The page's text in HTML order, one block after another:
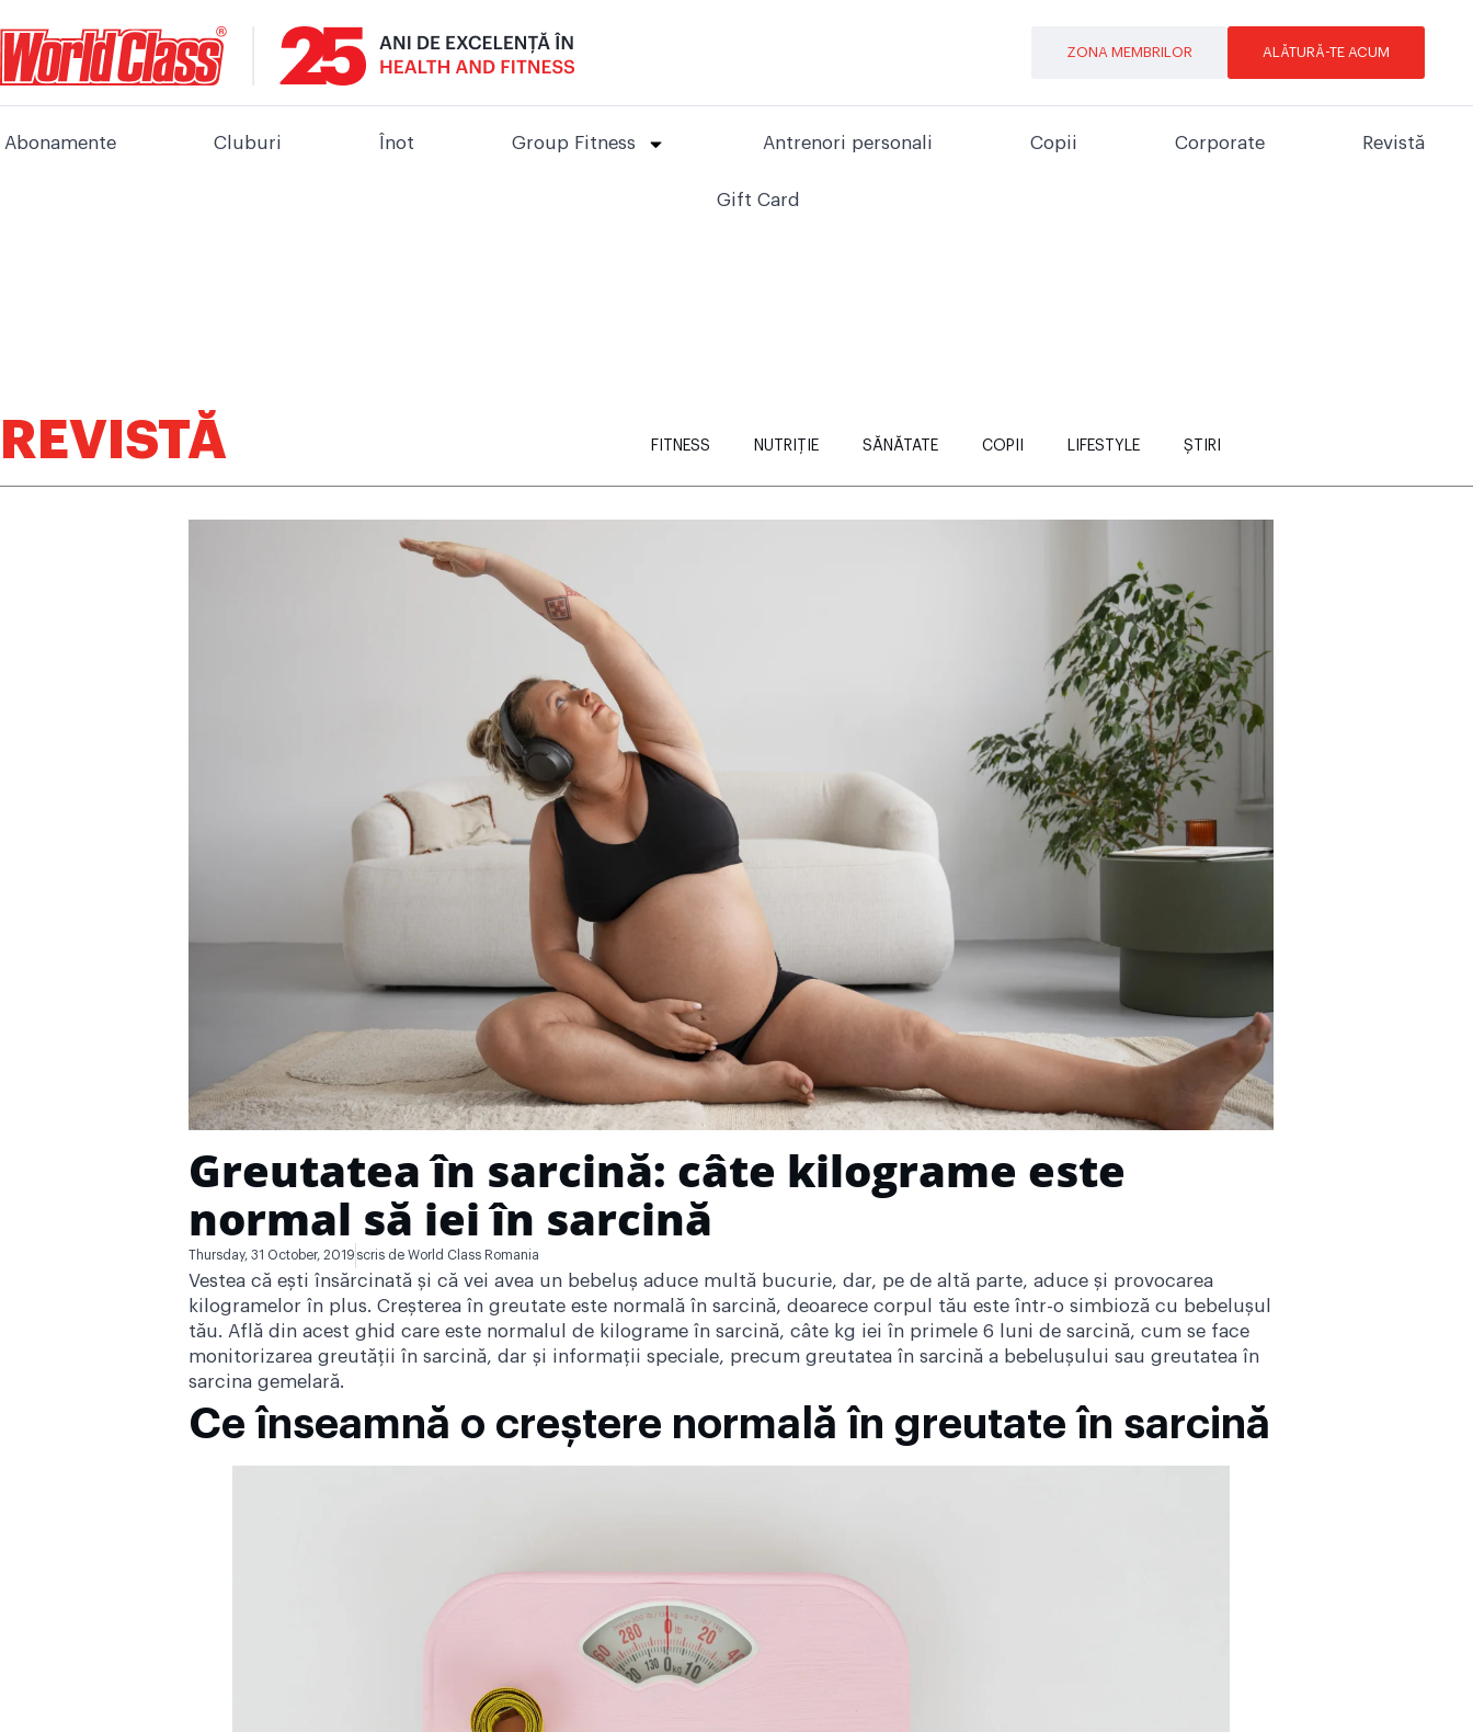
ZONA MEMBRILOR ALĂTURĂ-TE ACUM
Abonamente Cluburi Înot Group Fitness Antrenori personali Copii Corporate Revistă
Gift Card
REVISTĂ FITNESS NUTRIȚIE SĂNĂTATE COPII LIFESTYLE ȘTIRI
Greutatea în sarcină: câte kilograme este
normal să iei în sarcină
Thursday, 31 October, 2019 scris de World Class Romania
Vestea că ești însărcinată și că vei avea un bebeluș aduce multă bucurie, dar, pe de altă parte, aduce și provocarea
kilogramelor în plus. Creșterea în greutate este normală în sarcină, deoarece corpul tău este într-o simbioză cu bebelușul
tău. Află din acest ghid care este normalul de kilograme în sarcină, câte kg iei în primele 6 luni de sarcină, cum se face
monitorizarea greutății în sarcină, dar și informații speciale, precum greutatea în sarcină a bebelușului sau greutatea în
sarcina gemelară.
Ce înseamnă o creștere normală în greutate în sarcină